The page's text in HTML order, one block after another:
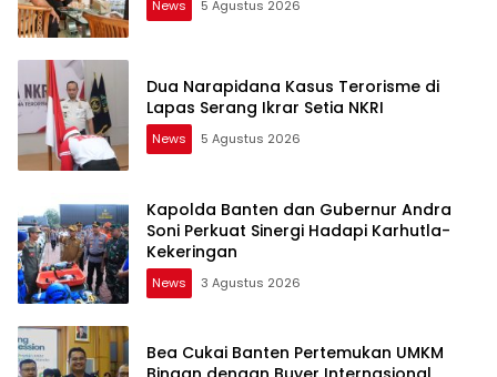
News 5 Agustus 2026
Dua Narapidana Kasus Terorisme di
Lapas Serang Ikrar Setia NKRI
News 5 Agustus 2026
Kapolda Banten dan Gubernur Andra
Soni Perkuat Sinergi Hadapi Karhutla-
Kekeringan
News 3 Agustus 2026
Bea Cukai Banten Pertemukan UMKM